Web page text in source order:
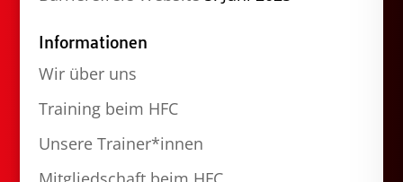
Informationen
Wir über uns
Training beim HFC
Unsere Trainer*innen